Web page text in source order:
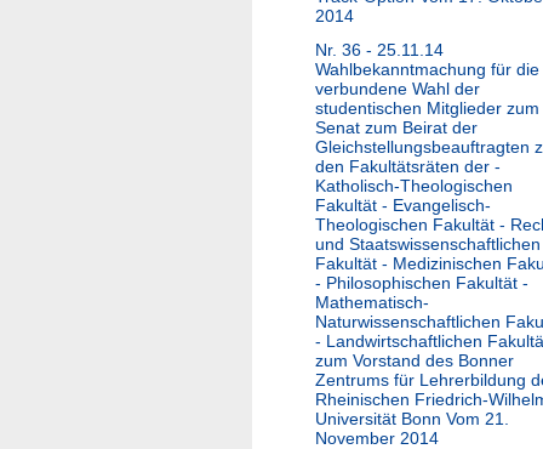
2014
Nr. 36 - 25.11.14
Wahlbekanntmachung für die
verbundene Wahl der
studentischen Mitglieder zum
Senat zum Beirat der
Gleichstellungsbeauftragten
den Fakultätsräten der -
Katholisch-Theologischen
Fakultät - Evangelisch-
Theologischen Fakultät -
und Staatswissenschaftlichen
Fakultät - Medizinischen
- Philosophischen Fakultät -
Mathematisch-
Naturwissenschaftlichen
- Landwirtschaftlichen
zum Vorstand des Bonner
Zentrums für Lehrerbildung
Rheinischen Friedrich-
Universität Bonn Vom 21.
November 2014